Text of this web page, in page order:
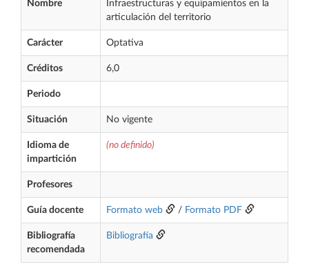
Nombre
Infraestructuras y equipamientos en la
articulación del territorio
Carácter Optativa
Créditos 6,0
Periodo
Situación No vigente
Idioma de
impartición
(no definido)
Profesores
Guía docente Formato web / Formato PDF
Bibliografía
recomendada
Bibliografía